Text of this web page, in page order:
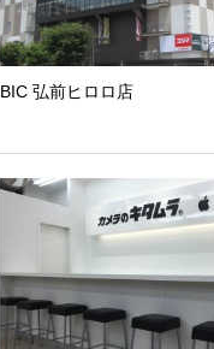
BIC 弘前ヒロロ店